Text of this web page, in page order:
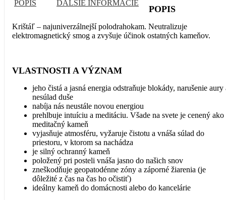
POPIS ĎALŠIE INFORMÁCIE
POPIS
Krištáľ – najuniverzálnejší polodrahokam. Neutralizuje
elektromagnetický smog a zvyšuje účinok ostatných kameňov.
VLASTNOSTI A VÝZNAM
jeho čistá a jasná energia odstraňuje blokády, narušenie aury
nesúlad duše
nabíja nás neustále novou energiou
prehlbuje intuíciu a meditáciu. Všade na svete je cenený ako
meditačný kameň
vyjasňuje atmosféru, vyžaruje čistotu a vnáša súlad do
priestoru, v ktorom sa nachádza
je silný ochranný kameň
položený pri posteli vnáša jasno do našich snov
zneškodňuje geopatodénne zóny a záporné žiarenia (je
dôležité z čas na čas ho očistiť)
ideálny kameň do domácnosti alebo do kancelárie